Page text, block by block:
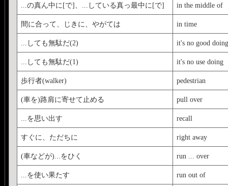
...の真ん中に[で]、...している真っ最中に[で] in the middle of
間に合って、じきに、やがては in time
...しても無駄だ(2) it's no good doing
...しても無駄だ(1) it's no use doing
歩行者(walker) pedestrian
(車を)路肩に寄せて止める pull over
...を思い出す recall
すぐに、ただちに right away
(車などが)...をひく run ... over
...を使い果たす run out of